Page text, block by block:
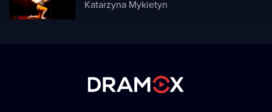
Katarzyna Mykietyn